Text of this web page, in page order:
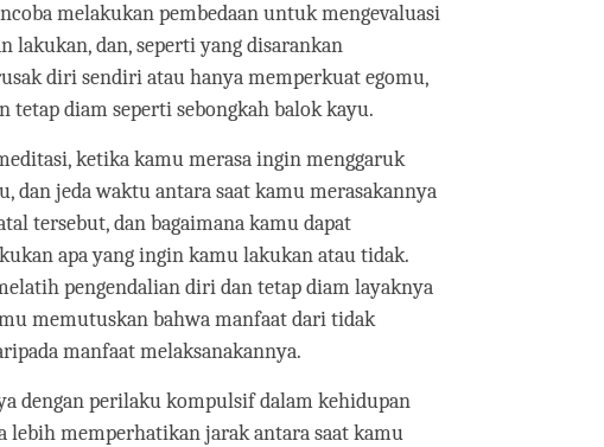
melakukan pembedaan untuk mengevaluasi
lakukan, dan, seperti yang disarankan
diri sendiri atau hanya memperkuat egomu,
diam seperti sebongkah balok kayu.
ketika kamu merasa ingin menggaruk
dan jeda waktu antara saat kamu merasakannya
tersebut, dan bagaimana kamu dapat
apa yang ingin kamu lakukan atau tidak.
pengendalian diri dan tetap diam layaknya
memutuskan bahwa manfaat dari tidak
manfaat melaksanakannya.
dengan perilaku kompulsif dalam kehidupan
lebih memperhatikan jarak antara saat kamu